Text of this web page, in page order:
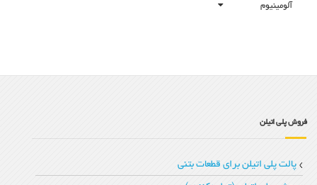
آلومینیوم
فروش پلی اتیلن
پالت پلی اتیلن برای قطعات بتنی